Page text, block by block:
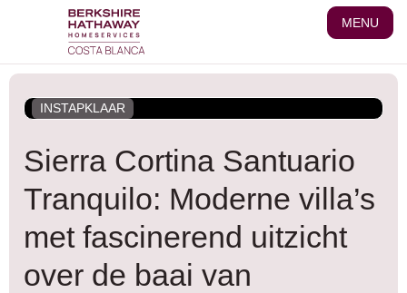
inhoud
MENU
INSTAPKLAAR
Sierra Cortina Santuario
Tranquilo: Moderne villa’s
met fascinerend uitzicht
over de baai van